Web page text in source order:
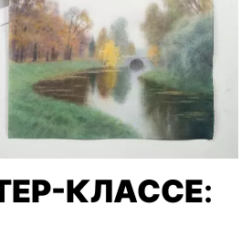
КЛАССЕ: